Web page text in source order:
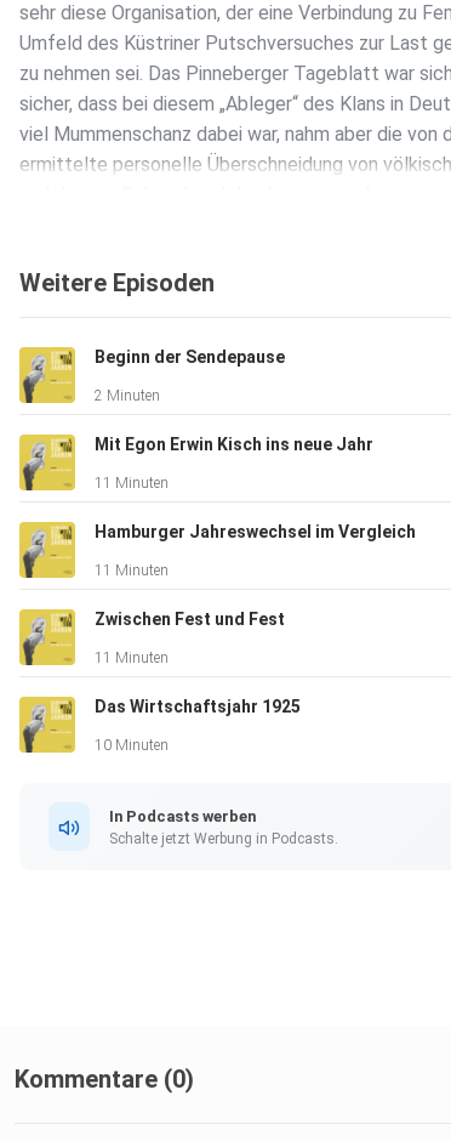
sehr diese Organisation, der eine Verbindung zu
Umfeld des Küstriner Putschversuches zur Last
zu nehmen sei. Das Pinneberger Tageblatt war
sicher, dass bei diesem „Ableger“ des Klans in
viel Mummenschanz dabei war, nahm aber die von
ermittelte personelle Überschneidung von
Weitere Episoden
Beginn der Sendepause
2 Minuten
Mit Egon Erwin Kisch ins neue Jahr
11 Minuten
Hamburger Jahreswechsel im Vergleich
11 Minuten
Zwischen Fest und Fest
11 Minuten
Das Wirtschaftsjahr 1925
10 Minuten
In Podcasts werben
Schalte jetzt Werbung in Podcasts.
Kommentare (0)